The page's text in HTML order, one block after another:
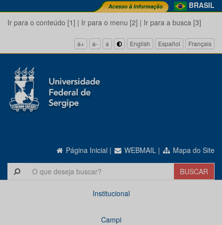
BRASIL
Ir para o conteúdo [1] | Ir para o menu [2] | Ir para a busca [3]
a+ a- a English Español Français
Página Inicial | WEBMAIL | Mapa do Site
Institucional
Campi